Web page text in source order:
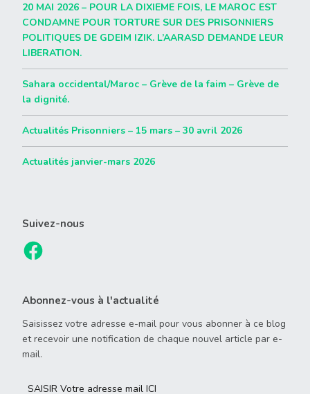
20 MAI 2026 – POUR LA DIXIEME FOIS, LE MAROC EST
CONDAMNE POUR TORTURE SUR DES PRISONNIERS
POLITIQUES DE GDEIM IZIK. L’AARASD DEMANDE LEUR
LIBERATION.
Sahara occidental/Maroc – Grève de la faim – Grève de
la dignité.
Actualités Prisonniers – 15 mars – 30 avril 2026
Actualités janvier-mars 2026
Suivez-nous
Abonnez-vous à l'actualité
Saisissez votre adresse e-mail pour vous abonner à ce blog
et recevoir une notification de chaque nouvel article par e-
mail.